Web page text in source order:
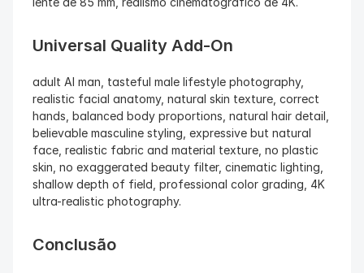
Universal Quality Add-On
adult AI man, tasteful male lifestyle photography,
realistic facial anatomy, natural skin texture, correct
hands, balanced body proportions, natural hair detail,
believable masculine styling, expressive but natural
face, realistic fabric and material texture, no plastic
skin, no exaggerated beauty filter, cinematic lighting,
shallow depth of field, professional color grading, 4K
ultra-realistic photography.
Conclusão